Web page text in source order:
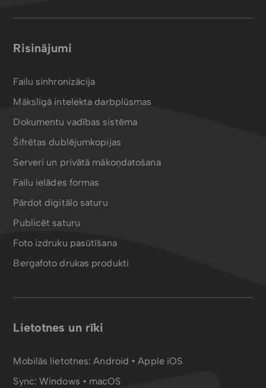
Risinājumi
Failu sinhronizācija
Mākslīgā intelekta darbplūsmas
Dokumentu vadības sistēma
Šifrētas dublējumkopijas
Serveri un privātā mākoņdatošana
Failu ielādes formas
Pārdot digitālo saturu
Publicēt saturu
Foto izdruku pasūtīšana
Bergafoto drukas produkti
Lietotnes un rīki
Mobilās lietotnes:Android •Apple iOS
Sync:Windows • macOS